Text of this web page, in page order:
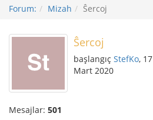
Forum: Mizah Ŝercoj
Ŝercoj
başlangıç StefKo, 17
Mart 2020
Mesajlar: 501